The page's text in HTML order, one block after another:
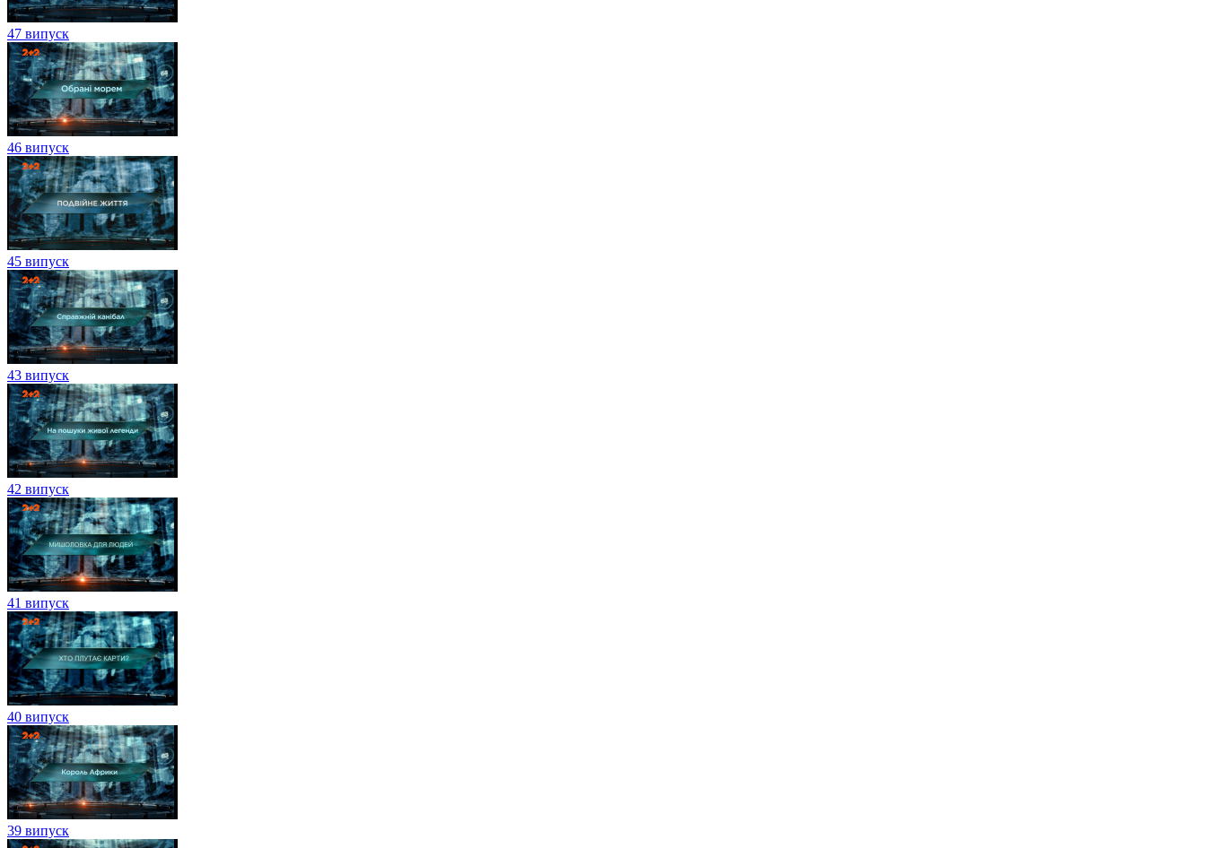
47 випуск
46 випуск
45 випуск
43 випуск
42 випуск
41 випуск
40 випуск
39 випуск